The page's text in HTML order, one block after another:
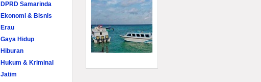
DPRD Samarinda
Ekonomi & Bisnis
Erau
Gaya Hidup
Hiburan
Hukum & Kriminal
Jatim